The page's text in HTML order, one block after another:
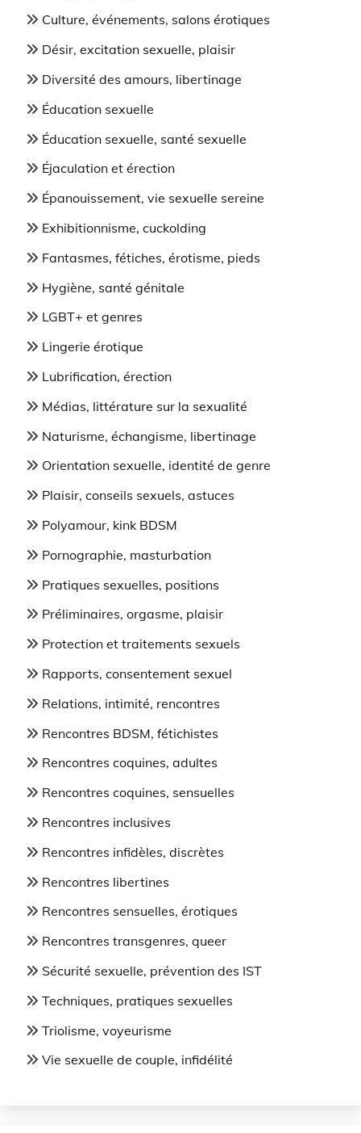
Culture, événements, salons érotiques
Désir, excitation sexuelle, plaisir
Diversité des amours, libertinage
Éducation sexuelle
Éducation sexuelle, santé sexuelle
Éjaculation et érection
Épanouissement, vie sexuelle sereine
Exhibitionnisme, cuckolding
Fantasmes, fétiches, érotisme, pieds
Hygiène, santé génitale
LGBT+ et genres
Lingerie érotique
Lubrification, érection
Médias, littérature sur la sexualité
Naturisme, échangisme, libertinage
Orientation sexuelle, identité de genre
Plaisir, conseils sexuels, astuces
Polyamour, kink BDSM
Pornographie, masturbation
Pratiques sexuelles, positions
Préliminaires, orgasme, plaisir
Protection et traitements sexuels
Rapports, consentement sexuel
Relations, intimité, rencontres
Rencontres BDSM, fétichistes
Rencontres coquines, adultes
Rencontres coquines, sensuelles
Rencontres inclusives
Rencontres infidèles, discrètes
Rencontres libertines
Rencontres sensuelles, érotiques
Rencontres transgenres, queer
Sécurité sexuelle, prévention des IST
Techniques, pratiques sexuelles
Triolisme, voyeurisme
Vie sexuelle de couple, infidélité